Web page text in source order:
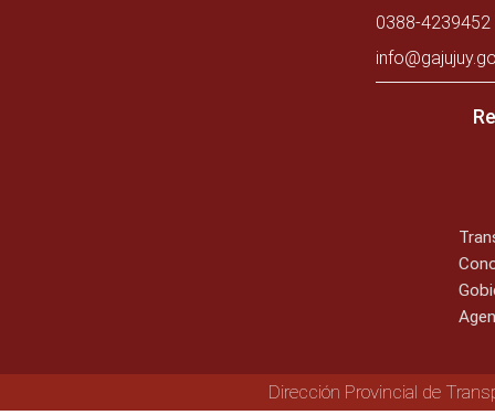
0388-
Dirección Provincial de